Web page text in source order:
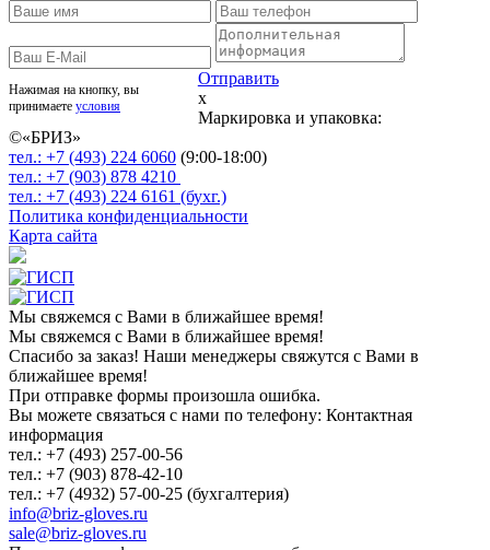
Нажимая на кнопку, вы
принимаете условия
Отправить
x
Маркировка и упаковка:
©«БРИЗ»
тел.: +7 (493) 224 6060 (9:00-18:00)
тел.: +7 (903) 878 4210
тел.: +7 (493) 224 6161 (бухг.)
Политика конфиденциальности
Карта сайта
Мы свяжемся с Вами в ближайшее время!
Мы свяжемся с Вами в ближайшее время!
Спасибо за заказ! Наши менеджеры свяжутся с Вами в
ближайшее время!
При отправке формы произошла ошибка.
Вы можете связаться с нами по телефону: Контактная
информация
тел.: +7 (493) 257-00-56
тел.: +7 (903) 878-42-10
тел.: +7 (4932) 57-00-25 (бухгалтерия)
info@briz-gloves.ru
sale@briz-gloves.ru